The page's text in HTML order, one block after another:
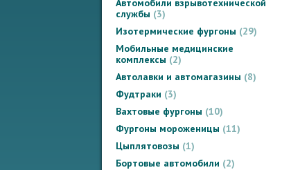
Автомобили взрывотехнической
службы
3
Изотермические фургоны
29
Мобильные медицинские
комплексы
2
Автолавки и автомагазины
8
Фудтраки
3
Вахтовые фургоны 10
Фургоны мороженицы 11
Цыплятовозы 1
Бортовые автомобили
2